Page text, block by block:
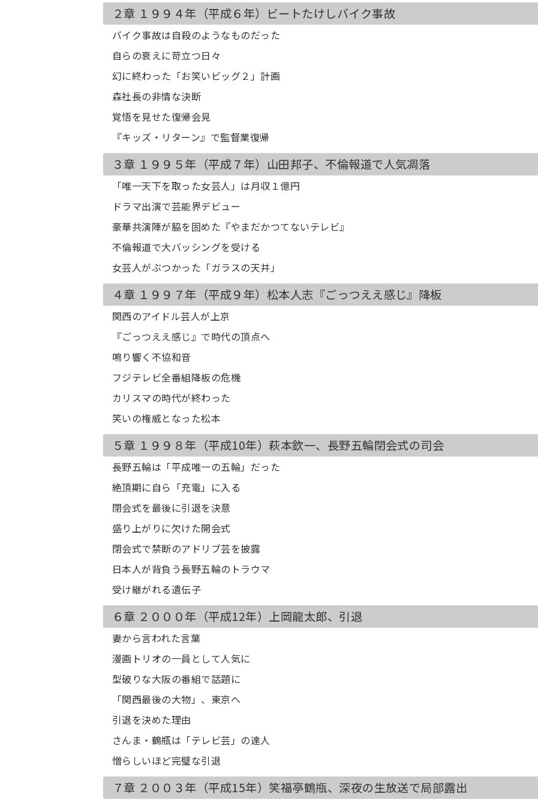
２章 １９９４年（平成６年）ビートたけしバイク事故
バイク事故は自殺のようなものだった
自らの衰えに苛立つ日々
幻に終わった「お笑いビッグ２」計画
森社長の非情な決断
覚悟を見せた復帰会見
『キッズ・リターン』で監督業復帰
３章 １９９５年（平成７年）山田邦子、不倫報道で人気凋落
「唯一天下を取った女芸人」は月収１億円
ドラマ出演で芸能界デビュー
豪華共演陣が脇を固めた『やまだかつてないテレビ』
不倫報道で大バッシングを受ける
女芸人がぶつかった「ガラスの天井」
４章 １９９７年（平成９年）松本人志『ごっつええ感じ』降板
関西のアイドル芸人が上京
『ごっつええ感じ』で時代の頂点へ
鳴り響く不協和音
フジテレビ全番組降板の危機
カリスマの時代が終わった
笑いの権威となった松本
５章 １９９８年（平成10年）萩本欽一、長野五輪閉会式の司会
長野五輪は「平成唯一の五輪」だった
絶頂期に自ら「充電」に入る
閉会式を最後に引退を決意
盛り上がりに欠けた開会式
閉会式で禁断のアドリブ芸を披露
日本人が背負う長野五輪のトラウマ
受け継がれる遺伝子
６章 ２０００年（平成12年）上岡龍太郎、引退
妻から言われた言葉
漫画トリオの一員として人気に
型破りな大阪の番組で話題に
「関西最後の大物」、東京へ
引退を決めた理由
さんま・鶴瓶は「テレビ芸」の達人
憎らしいほど完璧な引退
７章 ２００３年（平成15年）笑福亭鶴瓶、深夜の生放送で局部露出